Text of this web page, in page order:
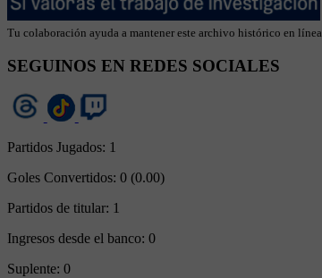
Tu colaboración ayuda a mantener este archivo histórico en línea
SEGUINOS EN REDES SOCIALES
Partidos Jugados: 1
Goles Convertidos: 0 (0.00)
Partidos de titular: 1
Ingresos desde el banco: 0
Suplente: 0